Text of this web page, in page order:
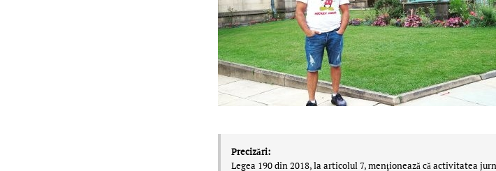
Precizări:
Legea 190 din 2018, la articolul 7, menţionează că activitatea